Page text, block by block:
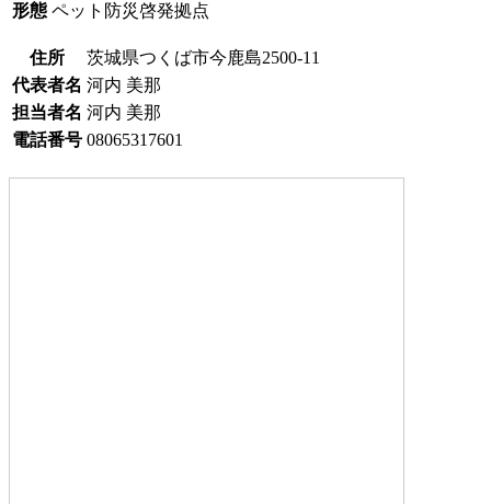
形態 ペット防災啓発拠点
住所
茨城県つくば市今鹿島2500-11
代表者名 河内 美那
担当者名 河内 美那
電話番号 08065317601